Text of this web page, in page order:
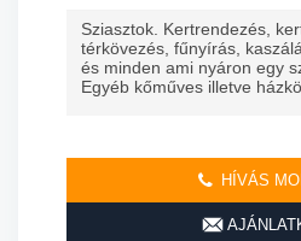
Sziasztok. Kertrendezés,
térkövezés, fűnyírás,
és minden ami nyáron egy
Egyéb kőműves illetve
HÍVÁS